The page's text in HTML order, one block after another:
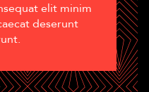
elit minim
deserunt